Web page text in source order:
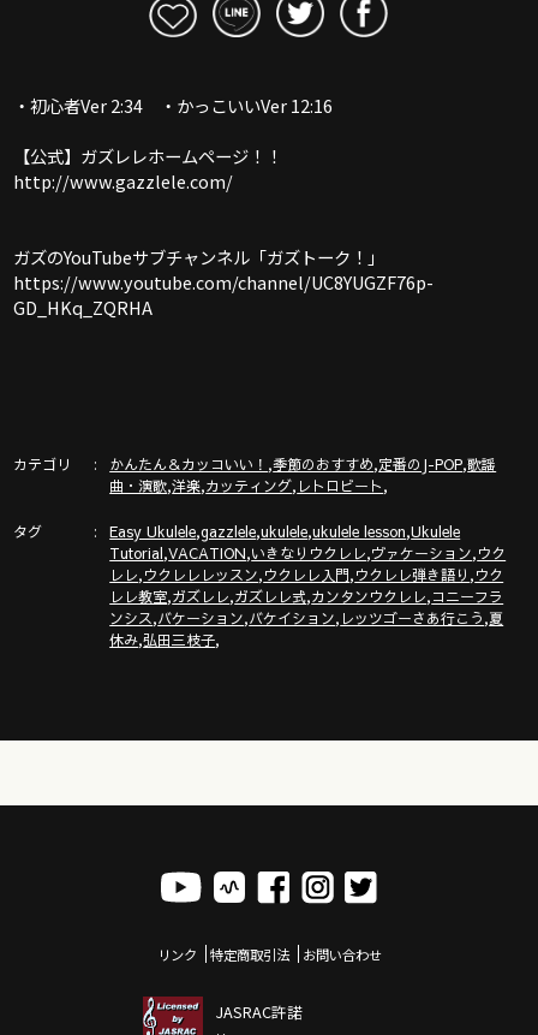
・初心者Ver 2:34 ・かっこいいVer 12:16
【公式】ガズレレホームページ！！
http://www.gazzlele.com/
ガズのYouTubeサブチャンネル「ガズトーク！」
https://www.youtube.com/channel/UC8YUGZF76p-
GD_HKq_ZQRHA
カテゴリ かんたん＆カッコいい！ ,季節のおすすめ,定番のJ-POP,歌謡
曲・演歌,洋楽,カッティング, レトロビート,
タグ Easy Ukulele,gazzlele,ukulele,ukulele lesson,Ukulele
Tutorial,VACATION,いきなりウクレレ,ヴァケーション,ウク
レレ,ウクレレレッスン,ウクレレ入門,ウクレレ弾き語り ,ウク
レレ教室,ガズレレ,ガズレレ式,カンタンウクレレ,コニーフラ
ンシス,バケーション,バケイション, レッツゴーさあ行こう,夏
休み,弘田三枝子,
リンク 特定商取引法 お問い合わせ
JASRAC許諾